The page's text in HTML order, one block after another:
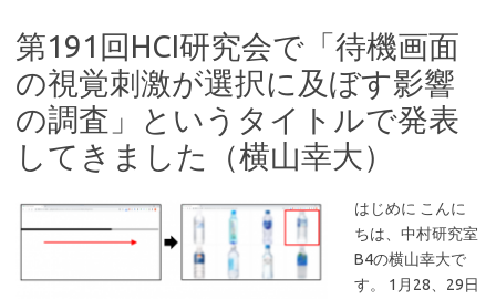
第191回HCI研究会で「待機画面
の視覚刺激が選択に及ぼす影響
の調査」というタイトルで発表
してきました（横山幸大）
はじめに こんに
ちは、中村研究室
B4の横山幸大で
す。 1月28、29日